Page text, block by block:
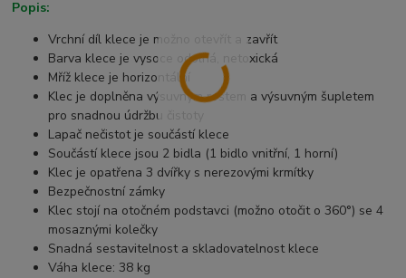
Popis:
Vrchní díl klece je možno otevřít a zavřít
Barva klece je vysoce odolná, netoxická
Mříž klece je horizontální
Klec je doplněna výsuvným roštem a výsuvným šupletem
pro snadnou údržbu čistoty
Lapač nečistot je součástí klece
Součástí klece jsou 2 bidla (1 bidlo vnitřní, 1 horní)
Klec je opatřena 3 dvířky s nerezovými krmítky
Bezpečnostní zámky
Klec stojí na otočném podstavci (možno otočit o 360°) se 4
mosaznými kolečky
Snadná sestavitelnost a skladovatelnost klece
Váha klece: 38 kg